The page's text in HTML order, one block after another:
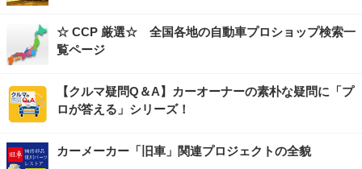
☆ CCP 厳選☆ 全国各地の自動車プロショップ検索一
覧ページ
【クルマ疑問Q＆A】カーオーナーの素朴な疑問に「プ
ロが答える」シリーズ！
カーメーカー「旧車」関連プロジェクトの全貌